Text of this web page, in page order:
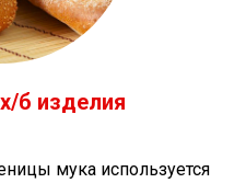
б изделия
мука используется